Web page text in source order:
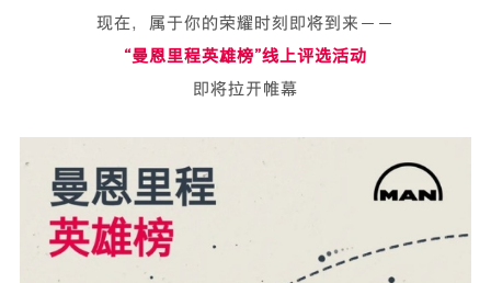
现在，属于你的荣耀时刻即将到来——
“曼恩里程英雄榜”线上评选活动
即将拉开帷幕